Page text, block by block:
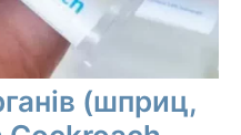
(шприц,